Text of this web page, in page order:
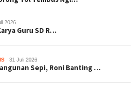
2026
Guru SD R…
31 Juli 2026
Sepi, Roni Banting …